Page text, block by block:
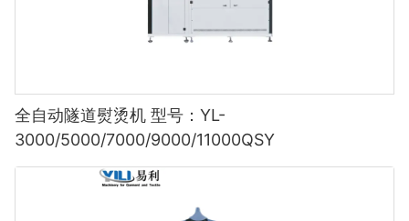
全自动隧道熨烫机 型号：YL-
3000/5000/7000/9000/11000QSY